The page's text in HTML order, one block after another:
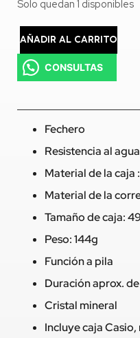
Solo quedan 1 disponibles
AÑADIR AL CARRITO
CONSULTAS
Fechero
Resistencia al
Material de la caja
Material de la
Tamaño de caja:
Peso: 144g
Función a pila
Duración aprox.
Cristal mineral
Incluye caja